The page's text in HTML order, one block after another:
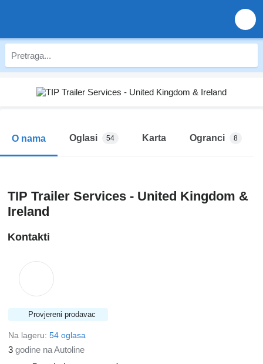
O nama Oglasi 54 Karta Ogranci 8
TIP Trailer Services - United Kingdom &
Ireland
Kontakti
Provjereni prodavac
Na lageru: 54 oglasa
3 godine na Autoline